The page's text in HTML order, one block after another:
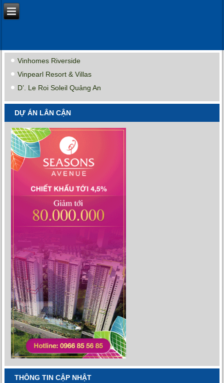
Vinhomes Riverside
Vinpearl Resort & Villas
D’. Le Roi Soleil Quảng An
DỰ ÁN LÂN CẬN
THÔNG TIN CẬP NHẬT